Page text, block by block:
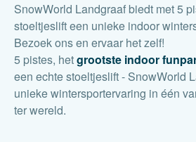
SnowWorld Landgraaf biedt met 5
stoeltjeslift een unieke indoor
Bezoek ons en ervaar het zelf!
5 pistes, hetgrootste indoor
een echte stoeltjeslift - SnowWorld
unieke wintersportervaring in één
ter wereld.